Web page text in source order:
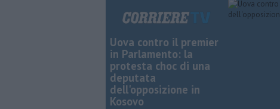
Uova contro il premier
in Parlamento: la
protesta choc di una
deputata
dell'opposizione in
Kosovo